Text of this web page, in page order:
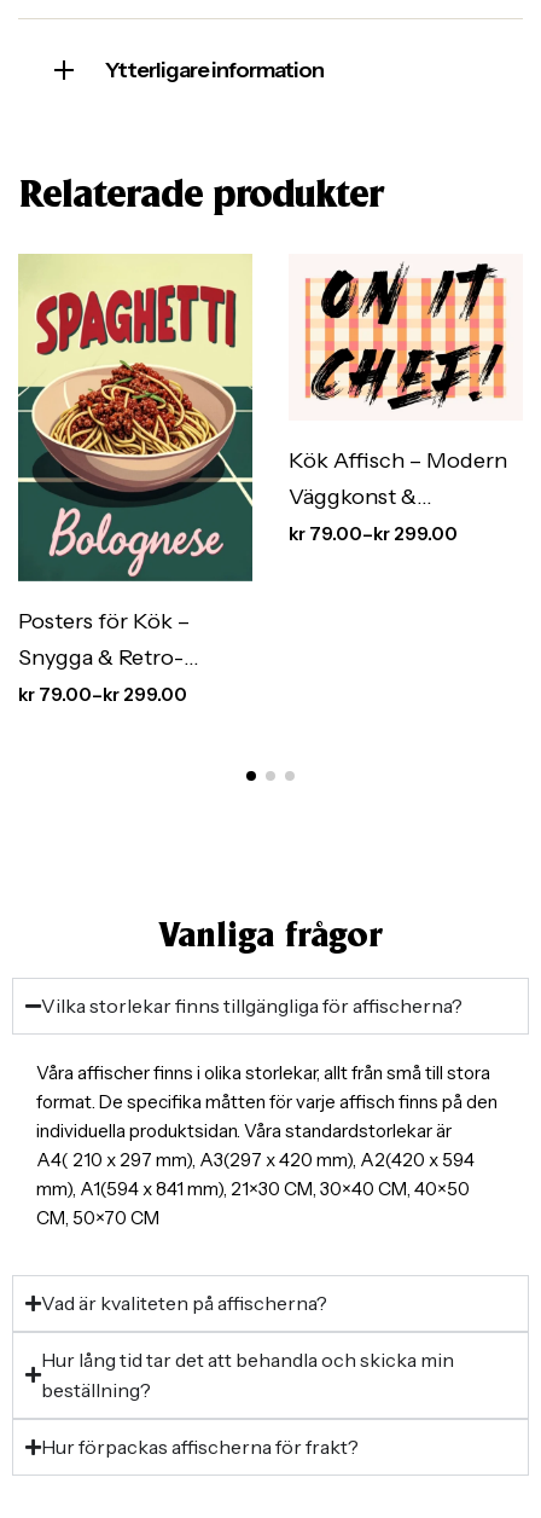
Ytterligare information
Relaterade produkter
Posters för Kök –
Snygga & Retro-
Inspirerade Kökstavlor
kr 79.00–kr 299.00
Kök Affisch – Modern
Väggkonst &
Köksinredning med
kr 79.00–kr 299.00
Vanliga frågor
Vilka storlekar finns tillgängliga för affischerna?
Våra affischer finns i olika storlekar, allt från små till stora
format. De specifika måtten för varje affisch finns på den
individuella produktsidan. Våra standardstorlekar är
A4( 210 x 297 mm), A3(297 x 420 mm), A2(420 x 594
mm), A1(594 x 841 mm), 21×30 CM, 30×40 CM, 40×50
CM, 50×70 CM
Vad är kvaliteten på affischerna?
Hur lång tid tar det att behandla och skicka min
beställning?
Hur förpackas affischerna för frakt?